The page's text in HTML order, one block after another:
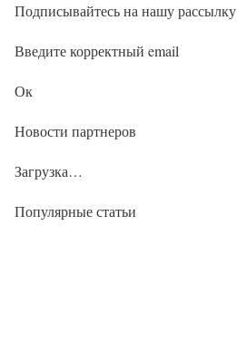
Подписывайтесь на нашу рассылку
Введите корректный email
Ок
Новости партнеров
Загрузка…
Популярные статьи